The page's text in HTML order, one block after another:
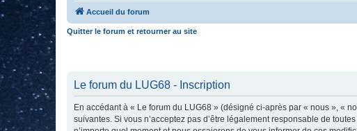
Accueil du forum
Quitter le forum et retourner au site
Le forum du LUG68 - Inscription
En accédant à « Le forum du LUG68 » (désigné ci-après par « nous », «
suivantes. Si vous n’acceptez pas d’être légalement responsable de